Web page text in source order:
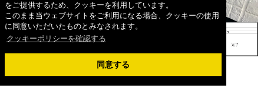
をご提供するため、クッキーを利用しています。
このまま当ウェブサイトをご利用になる場合、クッキーの使用
に同意いただいたものとみなされます。
クッキーポリシーを確認する
同意する